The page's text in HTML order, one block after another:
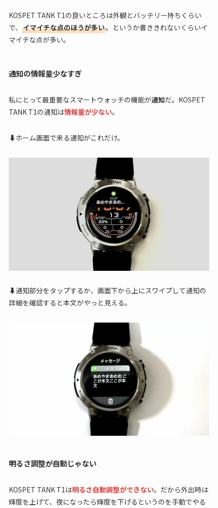
KOSPET TANK T1の良いところは外観とバッテリー持ちくらい
で、 イマイチな点のほうが多い。というか書ききれないくらいイ
マイチな点が多い。
通知の情報量少なすぎ
私にとって最重要なスマートウォッチの機能が通知だ。KOSPET
TANK T1の通知は情報量が少ない。
⬇ホーム画面で来る通知がこれだけ。
⬇通知部分をタップするか、画面下から上にスワイプして通知の
詳細を確認すると本文がやっと見える。
明るさ調整が自動じゃない
KOSPET TANK T1は明るさ自動調整ができない。だから外出時は
輝度を上げて、夜になったら輝度を下げるというのを手動でやる